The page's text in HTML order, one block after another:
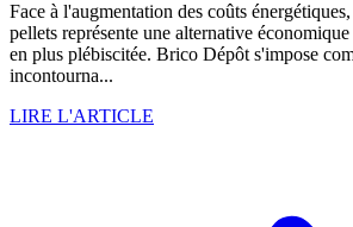
Face à l'augmentation des coûts
pellets représente une alternative
en plus plébiscitée. Brico Dépôt s'impose
incontourna...
LIRE L'ARTICLE